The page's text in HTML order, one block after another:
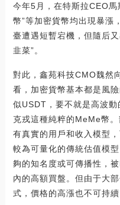
今年5月，在特斯拉CEO馬
幣”等加密貨幣均出現暴漲
臺遭遇短暫宕機，但隨后
韭菜”。
對此，鑫苑科技CMO魏然
看，加密貨幣基本都是風
似USDT，要不就是高波
克戎這種純粹的MeMe幣
有真實的用戶和收入模型
較為可量化的傳統估值模
夠的知名度或可傳播性，
內的高額買盤。但由于大
式，價格的高漲也不可持續